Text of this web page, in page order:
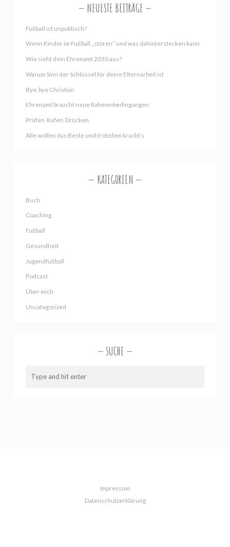
NEUESTE BEITRÄGE
Fußball ist unpolitisch?
Wenn Kinder im Fußball „stören“ und was dahinterstecken kann
Wie sieht dein Ehrenamt 2030 aus?
Warum Sinn der Schlüssel für deine Elternarbeit ist
Bye, bye Christian
Ehrenamt braucht neue Rahmenbedingungen
Prüfen. Rufen. Drücken.
Alle wollen das Beste und trotzdem kracht’s
KATEGORIEN
Buch
Coaching
Fußball
Gesundheit
Jugendfußball
Podcast
Über mich
Uncategorized
SUCHE
Impressum
Datenschutzerklärung